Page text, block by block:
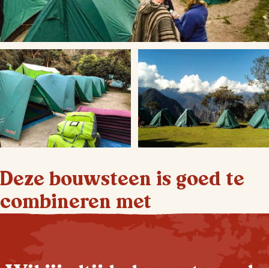
Deze bouwsteen is goed te
combineren met